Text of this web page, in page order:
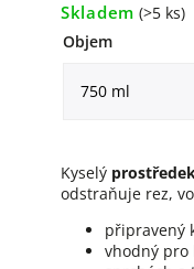
Skladem (>5 ks)
Objem
Kyselý
odstraňuje rez,
připravený
vhodný pro